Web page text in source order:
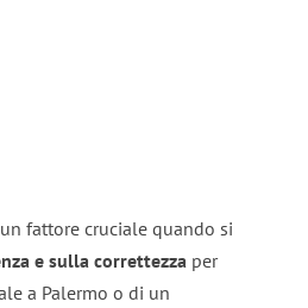
fattore cruciale quando si
e sulla correttezza per
a Palermo o di un